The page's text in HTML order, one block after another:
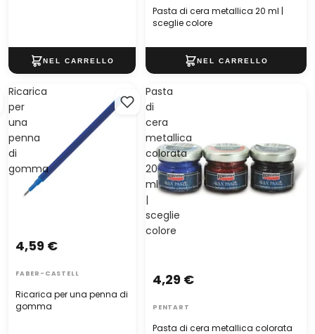
Pasta di cera metallica 20 ml |
sceglie colore
Ricarica
per
una
penna
di
gomma
Ricarica per una penna di
gomma
4,59 €
FABER-CASTELL
Pasta
di
cera
metallica
colorata
20
ml
|
sceglie
colore
Pasta di cera metallica colorata
4,29 €
PENTART